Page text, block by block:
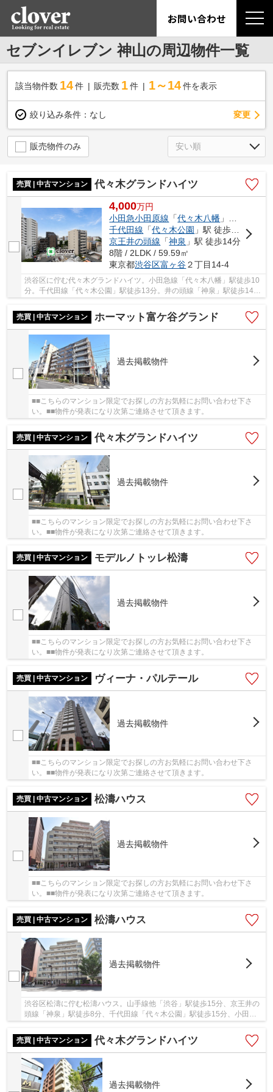
お問い合わせ
セブンイレブン 神山の周辺物件一覧
該当物件数 14件 販売数 1 件 1～14 件を表示
絞り込み条件： なし 変更
販売物件のみ
売買 | 中古マンション 代々木グランドハイツ
4,000万円
小田急小田原線 「代々木八幡 」駅 徒歩10分
千代田線 「代々木公園 」駅 徒歩13分
京王井の頭線 「神泉 」駅 徒歩14分
8階 / 2LDK / 59.59㎡
東京都渋谷区富ヶ谷２丁目14-4
渋谷区に佇む代々木グランドハイツ。小田急線「代々木八幡」駅徒歩10
分。千代田線「代々木公園」駅徒歩13分。井の頭線「神泉」駅徒歩14分
と複数路線利用可能で利便性に富んだ立地にな...
売買 | 中古マンション
ホーマット富ケ谷グランド
過去掲載物件
■■こちらのマンション限定でお探しの方お気軽にお問い合わせ下さ
い。■■物件が発表になり次第ご連絡させて頂きます。
売買 | 中古マンション 代々木グランドハイツ
過去掲載物件
■■こちらのマンション限定でお探しの方お気軽にお問い合わせ下さ
い。■■物件が発表になり次第ご連絡させて頂きます。
売買 | 中古マンション モデルノトッレ松濤
過去掲載物件
■■こちらのマンション限定でお探しの方お気軽にお問い合わせ下さ
い。■■物件が発表になり次第ご連絡させて頂きます。
売買 | 中古マンション ヴィーナ・パルテール
過去掲載物件
■■こちらのマンション限定でお探しの方お気軽にお問い合わせ下さ
い。■■物件が発表になり次第ご連絡させて頂きます。
売買 | 中古マンション 松濤ハウス
過去掲載物件
■■こちらのマンション限定でお探しの方お気軽にお問い合わせ下さ
い。■■物件が発表になり次第ご連絡させて頂きます。
売買 | 中古マンション 松濤ハウス
過去掲載物件
渋谷区松濤に佇む松濤ハウス。山手線他「渋谷」駅徒歩15分、京王井の
頭線「神泉」駅徒歩8分、千代田線「代々木公園」駅徒歩15分、小田急
売買 | 中古マンション
代々木グランドハイツ
過去掲載物件